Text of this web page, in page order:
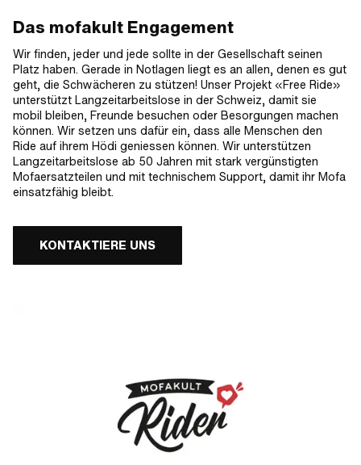
Das mofakult Engagement
Wir finden, jeder und jede sollte in der Gesellschaft seinen
Platz haben. Gerade in Notlagen liegt es an allen, denen es gut
geht, die Schwächeren zu stützen! Unser Projekt «Free Ride»
unterstützt Langzeitarbeitslose in der Schweiz, damit sie
mobil bleiben, Freunde besuchen oder Besorgungen machen
können. Wir setzen uns dafür ein, dass alle Menschen den
Ride auf ihrem Hödi geniessen können. Wir unterstützen
Langzeitarbeitslose ab 50 Jahren mit stark vergünstigten
Mofaersatzteilen und mit technischem Support, damit ihr Mofa
einsatzfähig bleibt.
KONTAKTIERE UNS